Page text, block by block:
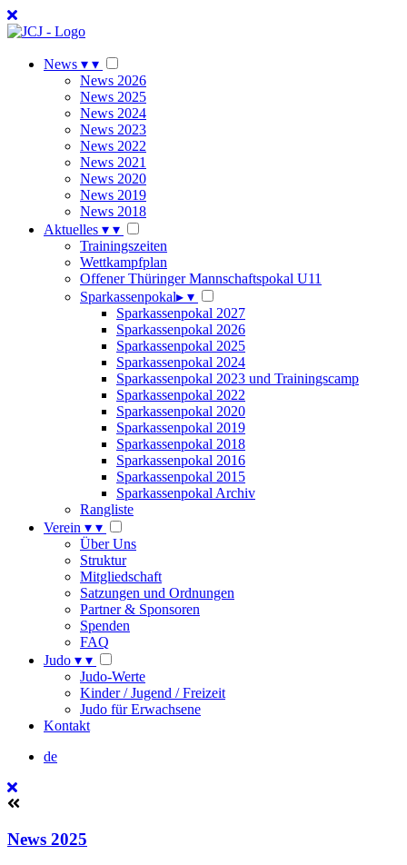
News ▾ ▾
News 2026
News 2025
News 2024
News 2023
News 2022
News 2021
News 2020
News 2019
News 2018
Aktuelles ▾ ▾
Trainingszeiten
Wettkampfplan
Offener Thüringer Mannschaftspokal U11
Sparkassenpokal▸ ▾
Sparkassenpokal 2027
Sparkassenpokal 2026
Sparkassenpokal 2025
Sparkassenpokal 2024
Sparkassenpokal 2023 und Trainingscamp
Sparkassenpokal 2022
Sparkassenpokal 2020
Sparkassenpokal 2019
Sparkassenpokal 2018
Sparkassenpokal 2016
Sparkassenpokal 2015
Sparkassenpokal Archiv
Rangliste
Verein ▾ ▾
Über Uns
Struktur
Mitgliedschaft
Satzungen und Ordnungen
Partner & Sponsoren
Spenden
FAQ
Judo ▾ ▾
Judo-Werte
Kinder / Jugend / Freizeit
Judo für Erwachsene
Kontakt
de
News 2025